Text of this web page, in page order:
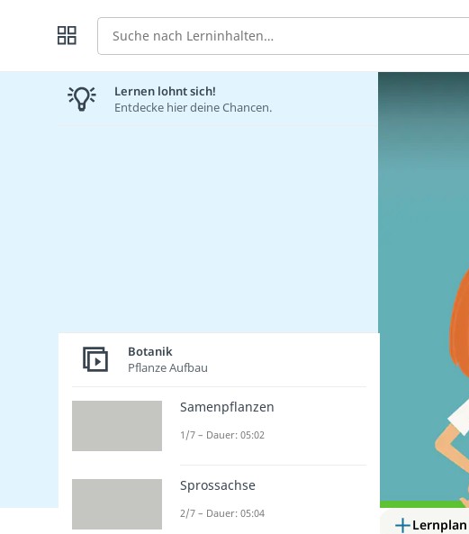
Suche
Lernplan
Lernen lohnt sich!
Entdecke hier deine Chancen.
Botanik
Pflanze Aufbau
Samenpflanzen
1/7 – Dauer: 05:02
Sprossachse
2/7 – Dauer: 05:04